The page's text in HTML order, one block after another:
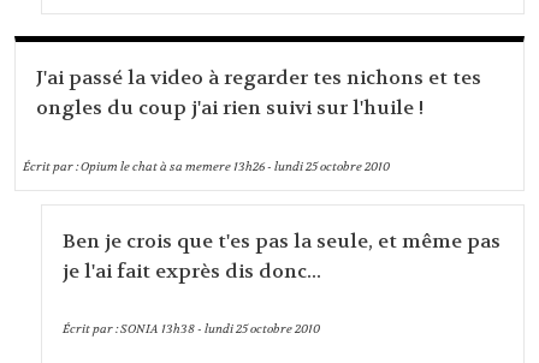
J'ai passé la video à regarder tes nichons et tes
ongles du coup j'ai rien suivi sur l'huile !
Écrit par :Opium le chat à sa memere13h26-lundi 25octobre 2010
Ben je crois que t'es pas la seule, et même pas
je l'ai fait exprès dis donc...
Écrit par :SONIA 13h38- lundi 25octobre 2010